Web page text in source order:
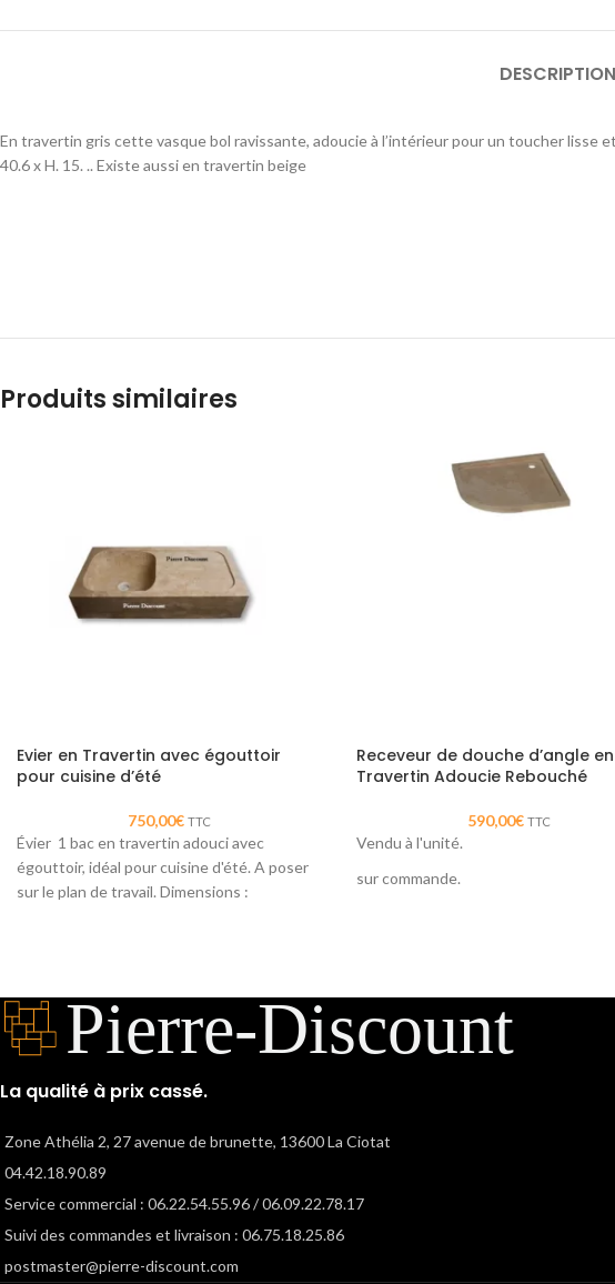
DESCRIPTION
En travertin gris cette vasque bol ravissante, adoucie à l’intérieur pour un toucher lisse
40.6 x H. 15. .. Existe aussi en travertin beige
Produits similaires
Evier en Travertin avec égouttoir
pour cuisine d’été
750,00€ TTC
Évier 1 bac en travertin adouci avec
égouttoir, idéal pour cuisine d'été. A poser
sur le plan de travail. Dimensions :
Receveur de douche d’angle en
Travertin Adoucie Rebouché
590,00€ TTC
Vendu à l'unité.
sur commande.
90x120x8cm
90x90x8cm
La qualité à prix cassé.
Zone Athélia 2, 27 avenue de brunette, 13600 La Ciotat
04.42.18.90.89
Service commercial : 06.22.54.55.96 / 06.09.22.78.17
Suivi des commandes et livraison : 06.75.18.25.86
postmaster@pierre-discount.com